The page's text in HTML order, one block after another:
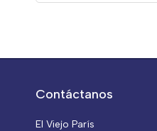
Contáctanos
El Viejo París